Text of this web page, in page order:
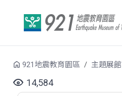
921地震教育園區 主題展館
14,584